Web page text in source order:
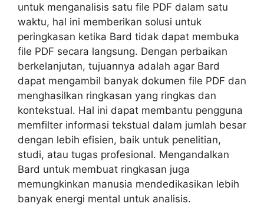
untuk menganalisis satu file PDF dalam satu
waktu, hal ini memberikan solusi untuk
peringkasan ketika Bard tidak dapat membuka
file PDF secara langsung. Dengan perbaikan
berkelanjutan, tujuannya adalah agar Bard
dapat mengambil banyak dokumen file PDF dan
menghasilkan ringkasan yang ringkas dan
kontekstual. Hal ini dapat membantu pengguna
memfilter informasi tekstual dalam jumlah besar
dengan lebih efisien, baik untuk penelitian,
studi, atau tugas profesional. Mengandalkan
Bard untuk membuat ringkasan juga
memungkinkan manusia mendedikasikan lebih
banyak energi mental untuk analisis.